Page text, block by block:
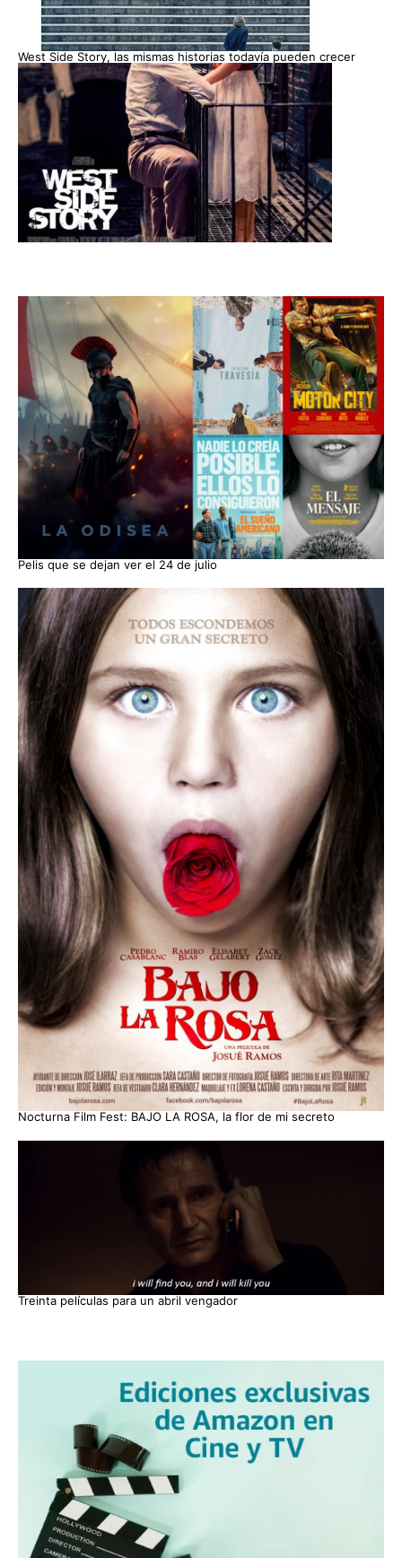
West Side Story, las mismas historias todavía pueden crecer
Pelis que se dejan ver el 24 de julio
Nocturna Film Fest: BAJO LA ROSA, la flor de mi secreto
Treinta películas para un abril vengador